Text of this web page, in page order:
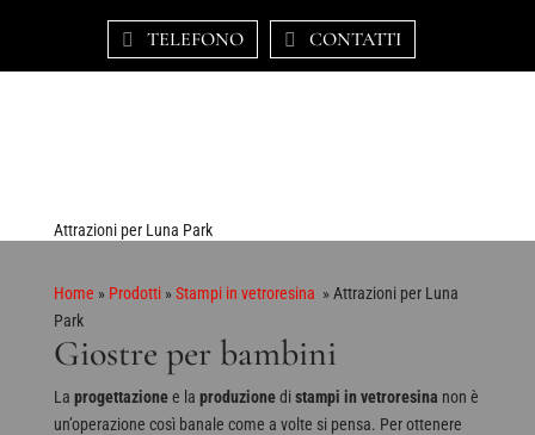
TELEFONO CONTATTI
Attrazioni per Luna Park
Home » Prodotti» Stampi in vetroresina » Attrazioni per Luna
Park
Giostre per bambini
La progettazionee la produzionedistampi in vetroresina non è
un’operazione così banale come a volte si pensa. Per ottenere